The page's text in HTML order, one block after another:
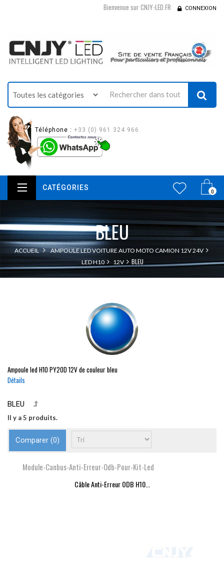
Bienvenue sur CNJY-LED.FR CONNEXION
Téléphone : +33 (0) 961 324 966
0
CATÉGORIES
BLEU
ACCUEIL
AMPOULE LED VOITURE AUTO MOTO CAMION 12V 24V
LED H10
12V BLEU
Ampoule ledH10PY20D12V de couleur bleu
Détails
BLEU
Il y a 5 produits.
Comparer (0)
Module-Canbus-Anti-Erreur-Odb-Pour-Kit-Led
Câble Anti-Erreur ODB H10...